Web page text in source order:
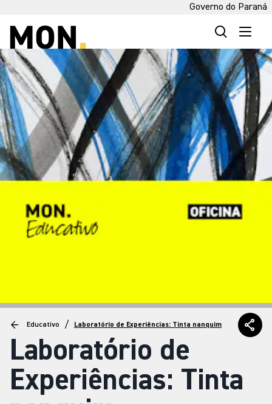
Governo do Paraná
Educativo / Laboratório de Experiências: Tinta nanquim
Laboratório de
Experiências: Tinta